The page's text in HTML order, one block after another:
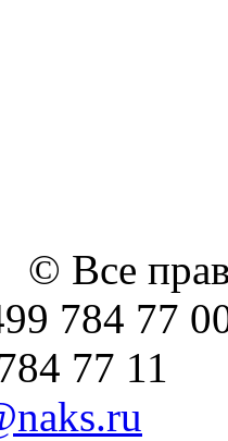
© Все
784 77
77 11